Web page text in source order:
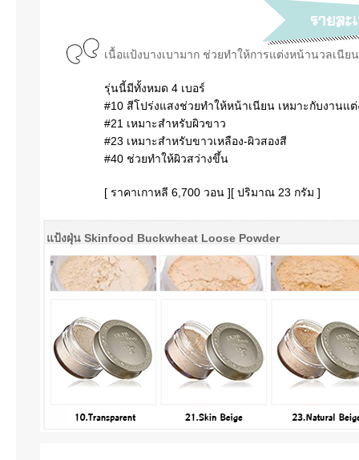
เนื้อแป้งบางเบามาก ช่วยทำให้การแต่งหน้านวลเนี
รุ่นนี้มีทั้งหมด 4 เบอร์
#10 สีโปร่งแสงช่วยทำให้หน้าเนียน เหมาะกับงานแ
#21 เหมาะสำหรับผิวขาว
#23 เหมาะสำหรับขาวเหลือง-ผิวสองสี
#40 ช่วยทำให้ผิวสว่างขึ้น
[ ราคาเกาหลี 6,700 วอน ][ ปริมาณ 23 กรัม ]
แป้งฝุ่น Skinfood Buckwheat Loose Powder